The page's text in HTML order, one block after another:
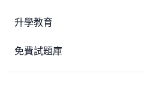
升學教育
免費試題庫